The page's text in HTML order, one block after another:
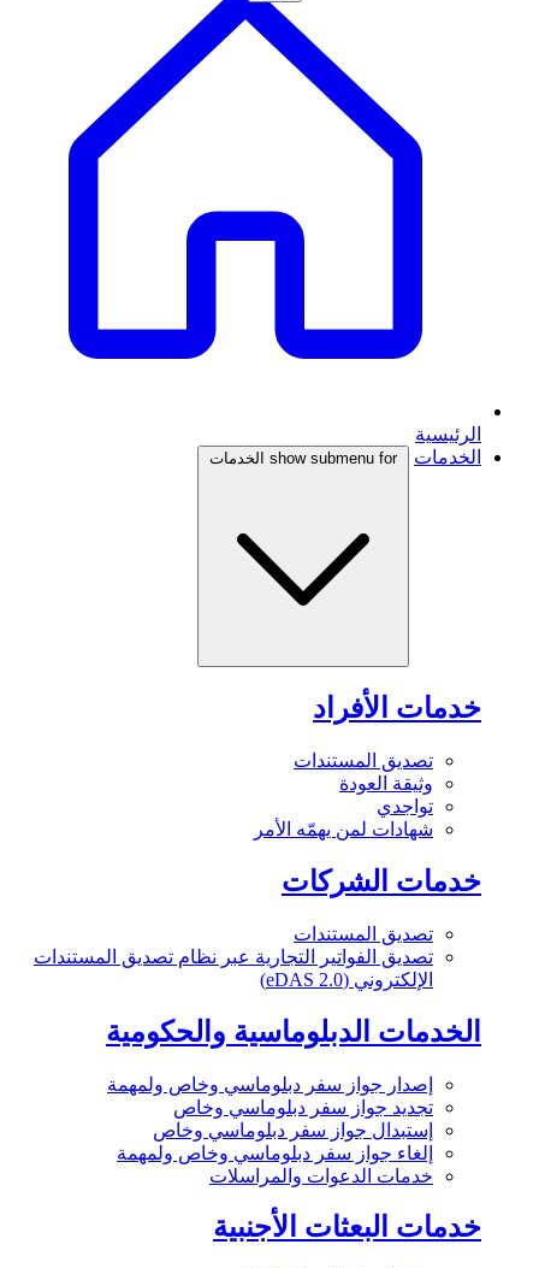
الرئيسية
الخدمات
show submenu for الخدمات
خدمات الأفراد
تصديق المستندات
وثيقة العودة
تواجدي
شهادات لمن يهمّه الأمر
خدمات الشركات
تصديق المستندات
تصديق الفواتير التجارية عبر نظام تصديق المستندات
الإلكتروني (eDAS 2.0)
الخدمات الدبلوماسية والحكومية
إصدار جواز سفر دبلوماسي وخاص ولمهمة
تجديد جواز سفر دبلوماسي وخاص
إستبدال جواز سفر دبلوماسي وخاص
إلغاء جواز سفر دبلوماسي وخاص ولمهمة
خدمات الدعوات والمراسلات
خدمات البعثات الأجنبية